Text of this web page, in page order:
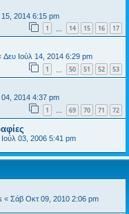
15, 2014 6:15 pm
1 14 15 16 17
Δευ Ιούλ 14, 2014 6:29 pm
1 50 51 52 53
2014 4:37 pm
1 … 69 70 71 72
03, 2006 5:41 pm
« Σάβ Οκτ 09, 2010 2:06 pm